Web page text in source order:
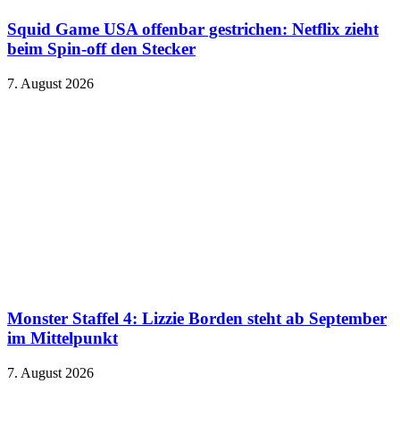
Squid Game USA offenbar gestrichen: Netflix zieht
beim Spin-off den Stecker
7. August 2026
Monster Staffel 4: Lizzie Borden steht ab September
im Mittelpunkt
7. August 2026